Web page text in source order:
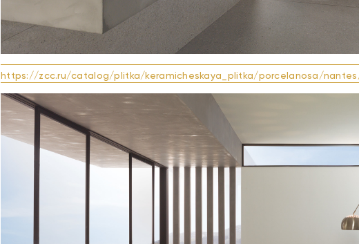
https://zcc.ru/catalog/plitka/keramicheskaya_plitka/porcelanosa/